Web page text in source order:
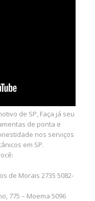
de SP, Faça já seu
de ponta e
nos serviços
em SP.
de Morais 2735 5082-
775 – Moema 5096